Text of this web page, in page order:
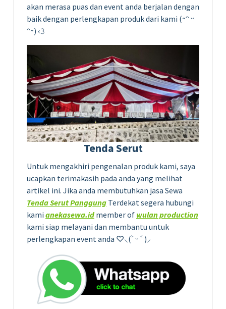
akan merasa puas dan event anda berjalan dengan
baik dengan perlengkapan produk dari kami (˶ᵔ ᵕ
ᵔ˶) ‹𝟹
Tenda Serut
Untuk mengakhiri pengenalan produk kami, saya
ucapkan terimakasih pada anda yang melihat
artikel ini. Jika anda membutuhkan jasa Sewa
Tenda Serut Panggung Terdekat segera hubungi
kami anekasewa.idmember of wulan production
kami siap melayani dan membantu untuk
perlengkapan event anda ♡⸜(˃ ᵕ ˂ )⸝